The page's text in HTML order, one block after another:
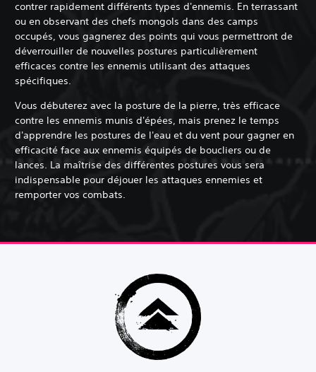
contrer rapidement différents types d'ennemis. En terrassant
ou en observant des chefs mongols dans des camps
occupés, vous gagnerez des points qui vous permettront de
déverrouiller de nouvelles postures particulièrement
efficaces contre les ennemis utilisant des attaques
spécifiques.
Vous débuterez avec la posture de la pierre, très efficace
contre les ennemis munis d'épées, mais prenez le temps
d'apprendre les postures de l'eau et du vent pour gagner en
efficacité face aux ennemis équipés de boucliers ou de
lances. La maîtrise des différentes postures vous sera
indispensable pour déjouer les attaques ennemies et
remporter vos combats.